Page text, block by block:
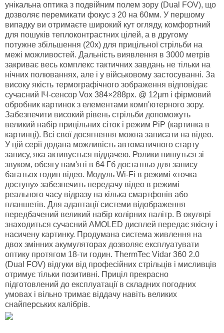
унікальна оптика з подвійним полем зору (Dual FOV), що
дозволяє перемикати фокус з 20 на 60мм. У першому
випадку ви отримаєте широкий кут огляду, комфортний
для пошуків теплоконтрастних цілей, а в другому
потужне збільшення (20х) для прицільної стрільби на
межі можливостей. Дальність виявлення в 3000 метрів
закриває весь комплекс тактичних завдань не тільки на
нічних полюваннях, але і у військовому застосуванні. За
високу якість термографічного зображення відповідає
сучасний ІЧ-сенсор Vox 384×288px. @ 12μm і фірмовий
обробник картинок з елементами комп'ютерного зору.
Забезпечити високий рівень стрільби допоможуть
великий набір прицільних сіток і режим PiP (картинка в
картинці). Всі свої досягнення можна записати на відео.
У цій серії додана можливість автоматичного старту
запису, яка активується віддачею. Ролики пишуться зі
звуком, обсягу пам'яті в 64 Гб достатньо для запису
багатьох годин відео. Модуль Wi-Fi в режимі «точка
доступу» забезпечить передачу відео в режимі
реального часу відразу на кілька смартфонів або
планшетів. Для адаптації системи відображення
передбачений великий набір колірних палітр. В окулярі
знаходиться сучасний AMOLED дисплей передає якісну і
насичену картинку. Продумана система живлення на
двох змінних акумуляторах дозволяє експлуатувати
оптику протягом 18-ти годин. ThermTec Vidar 360 2.0
(Dual FOV) відгуки від професійних стрільців і мисливців
отримує тільки позитивні. Приціл прекрасно
підготовлений до експлуатації в складних погодних
умовах і вільно тримає віддачу навіть великих
снайперських калібрів.